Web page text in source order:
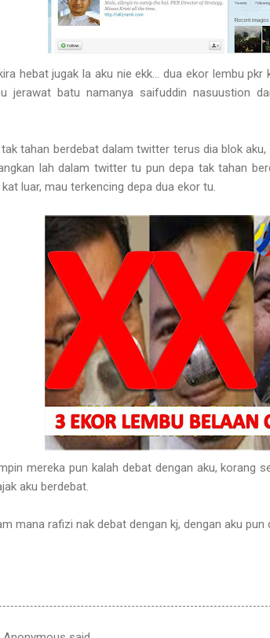
hebat jugak la aku nie ekk... dua ekor lembu
jerawat batu namanya saifuddin nasuustion
tahan berdebat dalam twitter terus dia blok
lah dalam twitter tu pun depa tak tahan
luar, mau terkencing depa dua ekor tu.
mereka pun kalah debat dengan aku, korang
aku berdebat.
mana rafizi nak debat dengan kj, dengan aku pun